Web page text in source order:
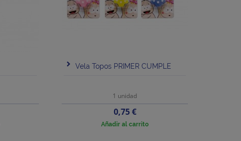
Vela Topos PRIMER CUMPLE
1 unidad
Precio
0,75 €
Añadir al carrito